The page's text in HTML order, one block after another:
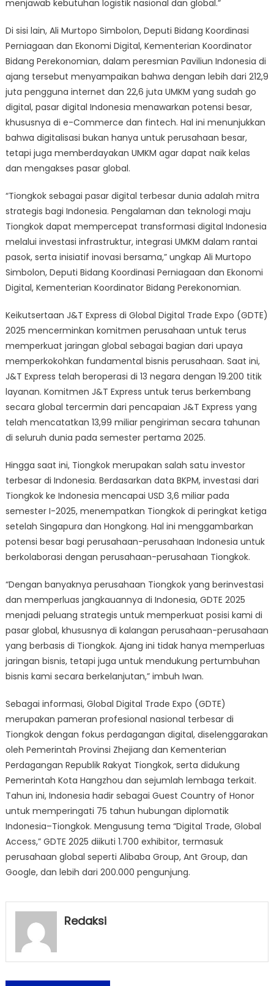
menjawab kebutuhan logistik nasional dan global.”
Di sisi lain, Ali Murtopo Simbolon, Deputi Bidang Koordinasi
Perniagaan dan Ekonomi Digital, Kementerian Koordinator
Bidang Perekonomian, dalam peresmian Paviliun Indonesia di
ajang tersebut menyampaikan bahwa dengan lebih dari 212,9
juta pengguna internet dan 22,6 juta UMKM yang sudah go
digital, pasar digital Indonesia menawarkan potensi besar,
khususnya di e-Commerce dan fintech. Hal ini menunjukkan
bahwa digitalisasi bukan hanya untuk perusahaan besar,
tetapi juga memberdayakan UMKM agar dapat naik kelas
dan mengakses pasar global.
“Tiongkok sebagai pasar digital terbesar dunia adalah mitra
strategis bagi Indonesia. Pengalaman dan teknologi maju
Tiongkok dapat mempercepat transformasi digital Indonesia
melalui investasi infrastruktur, integrasi UMKM dalam rantai
pasok, serta inisiatif inovasi bersama,” ungkap Ali Murtopo
Simbolon, Deputi Bidang Koordinasi Perniagaan dan Ekonomi
Digital, Kementerian Koordinator Bidang Perekonomian.
Keikutsertaan J&T Express di Global Digital Trade Expo (GDTE)
2025 mencerminkan komitmen perusahaan untuk terus
memperkuat jaringan global sebagai bagian dari upaya
memperkokohkan fundamental bisnis perusahaan. Saat ini,
J&T Express telah beroperasi di 13 negara dengan 19.200 titik
layanan. Komitmen J&T Express untuk terus berkembang
secara global tercermin dari pencapaian J&T Express yang
telah mencatatkan 13,99 miliar pengiriman secara tahunan
di seluruh dunia pada semester pertama 2025.
Hingga saat ini, Tiongkok merupakan salah satu investor
terbesar di Indonesia. Berdasarkan data BKPM, investasi dari
Tiongkok ke Indonesia mencapai USD 3,6 miliar pada
semester I-2025, menempatkan Tiongkok di peringkat ketiga
setelah Singapura dan Hongkong. Hal ini menggambarkan
potensi besar bagi perusahaan-perusahaan Indonesia untuk
berkolaborasi dengan perusahaan-perusahaan Tiongkok.
“Dengan banyaknya perusahaan Tiongkok yang berinvestasi
dan memperluas jangkauannya di Indonesia, GDTE 2025
menjadi peluang strategis untuk memperkuat posisi kami di
pasar global, khususnya di kalangan perusahaan-perusahaan
yang berbasis di Tiongkok. Ajang ini tidak hanya memperluas
jaringan bisnis, tetapi juga untuk mendukung pertumbuhan
bisnis kami secara berkelanjutan,” imbuh Iwan.
Sebagai informasi, Global Digital Trade Expo (GDTE)
merupakan pameran profesional nasional terbesar di
Tiongkok dengan fokus perdagangan digital, diselenggarakan
oleh Pemerintah Provinsi Zhejiang dan Kementerian
Perdagangan Republik Rakyat Tiongkok, serta didukung
Pemerintah Kota Hangzhou dan sejumlah lembaga terkait.
Tahun ini, Indonesia hadir sebagai Guest Country of Honor
untuk memperingati 75 tahun hubungan diplomatik
Indonesia–Tiongkok. Mengusung tema “Digital Trade, Global
Access,” GDTE 2025 diikuti 1.700 exhibitor, termasuk
perusahaan global seperti Alibaba Group, Ant Group, dan
Google, dan lebih dari 200.000 pengunjung.
Redaksi